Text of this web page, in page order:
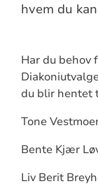
hvem du
Har du behov
du blir hentet
Tone
Bente Kjær
Liv Berit